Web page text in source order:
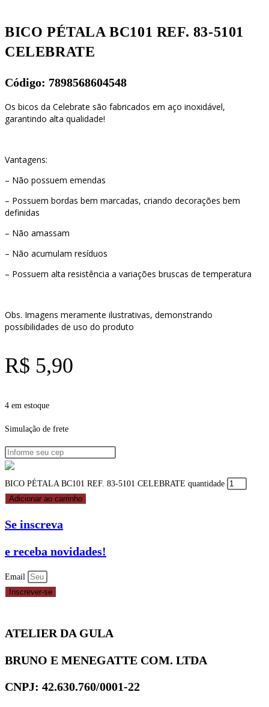
BICO PÉTALA BC101 REF. 83-5101
CELEBRATE
Código: 7898568604548
Os bicos da Celebrate são fabricados em aço inoxidável,
garantindo alta qualidade!
Vantagens:
– Não possuem emendas
– Possuem bordas bem marcadas, criando decorações bem
definidas
– Não amassam
– Não acumulam resíduos
– Possuem alta resistência a variações bruscas de temperatura
Obs. Imagens meramente ilustrativas, demonstrando
possibilidades de uso do produto
R$ 5,90
4 em estoque
Simulação de frete
BICO PÉTALA BC101 REF. 83-5101 CELEBRATE quantidade
Adicionar ao carrinho
Se inscreva
e receba novidades!
Email
Inscrever-se
ATELIER DA GULA
BRUNO E MENEGATTE COM. LTDA
CNPJ: 42.630.760/0001-22